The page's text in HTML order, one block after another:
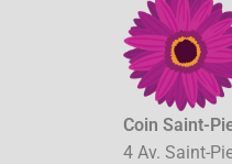
Coin Saint-
4 Av. Saint-